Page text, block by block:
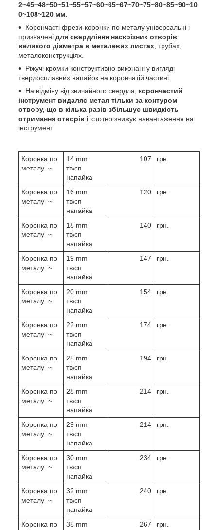
2~45~48~50~51~55~57~60~65~67~70~75~80~85~90~10
0~108~120 мм.
Корончасті фрези-коронки по металу універсальні і
призначені для свердління наскрізних отворів
великого діаметра в металевих листах , трубах,
металоконструкціях.
Ріжучі кромки конструктивно виконані у вигляді
твердосплавних напайок на корончатій частині.
На відміну від звичайного свердла, корончастий
інструмент видаляє метал тільки за контуром
отвору, що в кілька разів збільшує швидкість
отримання отворів і істотно знижує навантаження на
інструмент.
Коронка по
металу ~
14 mm
тв\сп
напайка
107 грн.
Коронка по
металу ~
16 mm
тв\сп
напайка
120 грн.
Коронка по
металу ~
18 mm
тв\сп
напайка
140 грн.
Коронка по
металу ~
19 mm
тв\сп
напайка
147 грн.
Коронка по
металу ~
20 mm
тв\сп
напайка
154 грн.
Коронка по
металу ~
22 mm
тв\сп
напайка
174 грн.
Коронка по
металу ~
25 mm
тв\сп
напайка
194 грн.
Коронка по
металу ~
28 mm
тв\сп
напайка
214 грн.
Коронка по
металу ~
29 mm
тв\сп
напайка
214 грн.
Коронка по
металу ~
30 mm
тв\сп
напайка
234 грн.
Коронка по
металу ~
32 mm
тв\сп
напайка
240 грн.
Коронка по
35 mm
267 грн.